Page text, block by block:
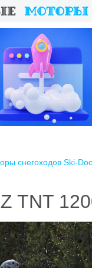
снегоходов Ski-
TNT